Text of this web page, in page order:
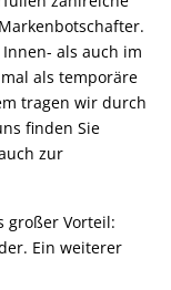
als auch im
als temporäre
tragen wir durch
finden Sie
zur
großer Vorteil:
Ein weiterer